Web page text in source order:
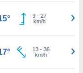
9- 27
km/h
13- 36
km/h